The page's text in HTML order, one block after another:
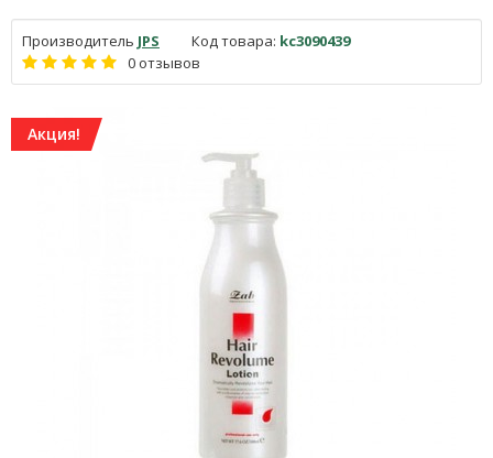
Производитель JPS Код товара: kc3090439
0 отзывов
Акция!